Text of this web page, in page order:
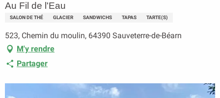
Au Fil de l'Eau
SALON DE THÉ GLACIER SANDWICHS TAPAS TARTE(S)
523, Chemin du moulin, 64390 Sauveterre-de-Béarn
M'y rendre
Partager